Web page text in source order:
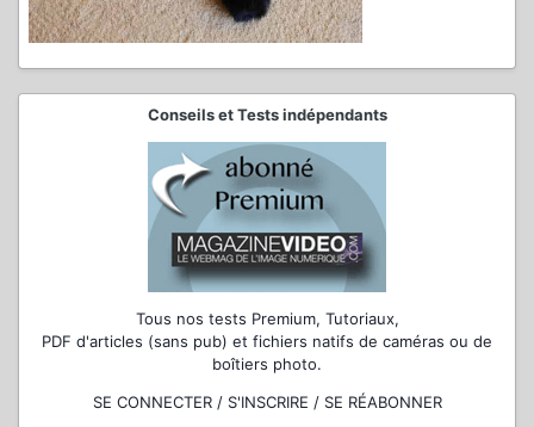
Conseils et Tests indépendants
Tous nos tests Premium, Tutoriaux,
PDF d'articles (sans pub) et fichiers natifs de caméras ou de
boîtiers photo.
SE CONNECTER / S'INSCRIRE / SE RÉABONNER